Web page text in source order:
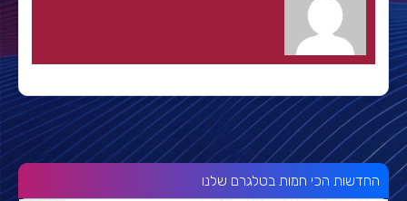
החדשות הכי חמות בטלגרם שלנו